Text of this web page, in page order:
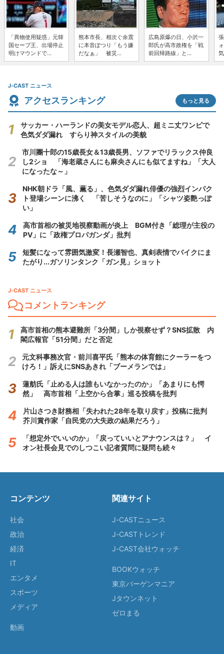
「異物使用疑惑」元韓
国セーブ王、出場停止
明けマウンドで...
熊本市長、相次ぐ余震
に本音ぽつり「もう嫌
だなぁ」 被災...
広島原爆の日、小沢一
郎氏が高市政権を「戦
前回帰路線」と...
J-CAST ニュース
アクセスランキング もっと見る
サッカー・ハーランドの美女モデル恋人、超ミニ丈ワンピで
色気ダダ漏れ すらり神スタイルの美貌
市川團十郎の15歳長女＆13歳長男、ソファでリラックス仲良
し2ショ 「海老蔵さんにも麻央さんにも似てますね」「大人
になったな～」
NHK朝ドラ「風、薫る」、色気ダダ漏れ俳優の強烈インパク
ト登場シーンに沸く 「苦しそうなのに」「シャツ姿艶っぽ
い」
高市首相の被災地視察動画が炎上 BGM付き「総理が主役の
PV」に「政権プロパガンダ」批判
短髪になって雰囲気激変！長瀬智也、真剣表情でバイクにま
たがり...ガソリンタンク「ガン見」ショット
J-CAST ニュース
コメントランキング
高市首相の熊本避難所「3分間」しか視察せず？SNS拡散 内
閣広報官「51分間」だと否定
元文科事務次官・前川喜平氏「熊本の体育館にクーラーをつ
けろ！」訴えにSNSあきれ「ブーメランでは」
蓮舫氏「止める人は誰もいなかったのか」「あまりにも愕
然」 高市首相「上空から合掌」巡る投稿を批判
片山さつき財務相「失われた28年を取り戻す」投稿に批判
芥川賞作家「自民党の大失政の結果だろう」
「想定外でいいのか」「戻っていいとアナウンスは？」 イ
オン社長会見でのしつこい記者質問に疑問も続々
コンテンツ
社会
政治
経済
IT
エンタメ
スポーツ
メディア
動画
関連サイト
J-CASTニュース
J-CASTトレンド
J-CAST会社ウォッチ
BOOKウォッチ
東京バーゲンマニア
Jタウンネット
ゼロまる